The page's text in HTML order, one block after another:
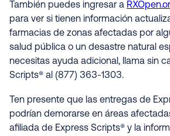
También puedes ingresar a
para ver si tienen información
farmacias de zonas afectadas por
salud pública o un desastre natural
necesitas ayuda adicional, llama sin
Scripts® al (877) 363-1303.
Ten presente que las entregas de
podrían demorarse en áreas
afiliada de Express Scripts® y la